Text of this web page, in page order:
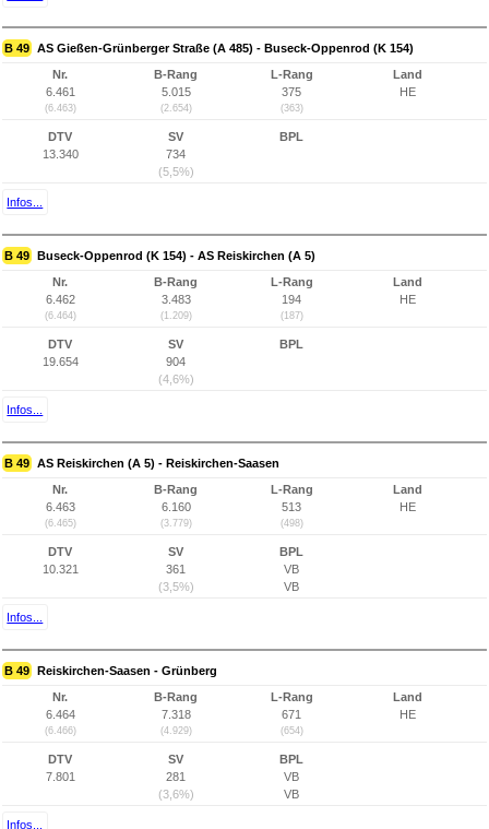
B 49 AS Gießen-Grünberger Straße (A 485) - Buseck-Oppenrod (K 154)
Nr.
6.461
(6.463)
B-Rang
5.015
(2.654)
L-Rang
375
(363)
Land
HE
DTV
13.340
SV
734
(5,5%)
BPL
Infos...
B 49 Buseck-Oppenrod (K 154) - AS Reiskirchen (A 5)
Nr.
6.462
(6.464)
B-Rang
3.483
(1.209)
L-Rang
194
(187)
Land
HE
DTV
19.654
SV
904
(4,6%)
BPL
Infos...
B 49 AS Reiskirchen (A 5) - Reiskirchen-Saasen
Nr.
6.463
(6.465)
B-Rang
6.160
(3.779)
L-Rang
513
(498)
Land
HE
DTV
10.321
SV
361
(3,5%)
BPL
VB
VB
Infos...
B 49 Reiskirchen-Saasen - Grünberg
Nr.
6.464
(6.466)
B-Rang
7.318
(4.929)
L-Rang
671
(654)
Land
HE
DTV
7.801
SV
281
(3,6%)
BPL
VB
VB
Infos...